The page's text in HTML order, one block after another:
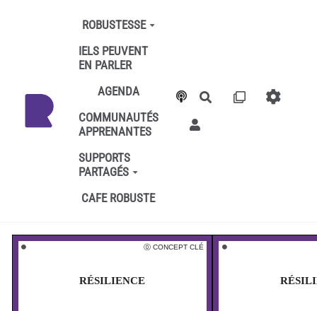
Aller au contenu principal
ROBUSTESSE
IELS PEUVENT
EN PARLER
AGENDA
COMMUNAUTÉS
APPRENANTES
SUPPORTS
PARTAGÉS
CAFE ROBUSTE
Rechercher
⚫️ ⓪ CONCEPT CLÉ
RÉSILIENCE
⚫️